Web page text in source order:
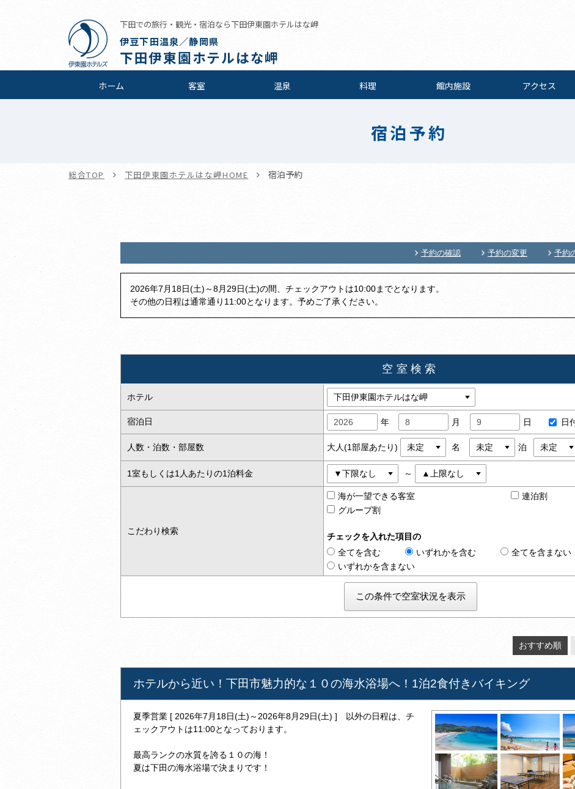
下田での旅行・観光・宿泊なら下田伊東園ホテルはな岬
伊豆下田温泉／静岡県
下田伊東園ホテルはな岬
ホーム 客室 温泉 料理 館内施設 アクセス
宿泊予約
総合TOP 下田伊東園ホテルはな岬HOME 宿泊予約
予約の確認 予約の変更 予約
2026年7月18日(土)～8月29日(土)の間、チェックアウトは10:00までとなります。
その他の日程は通常通り11:00となります。予めご了承ください。
空室検索
ホテル
宿泊日 年 月 日 日
人数・泊数・部屋数 大人(1部屋あたり) 名 泊
1室もしくは1人あたりの1泊料金 ～
こだわり検索
海が一望できる客室
グループ割
連泊割
チェックを入れた項目の
全てを含む
いずれかを含む
全てを含まない
いずれかを含まない
おすすめ順
ホテルから近い！下田市魅力的な１０の海水浴場へ！1泊2食付きバイキング
夏季営業 [ 2026年7月18日(土)～2026年8月29日(土) ] 以外の日程は、チ
ェックアウトは11:00となっております。
最高ランクの水質を誇る１０の海！
夏は下田の海水浴場で決まりです！